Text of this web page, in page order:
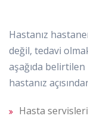
Hastanız
değil, tedavi
aşağıda
hastanız
Hasta